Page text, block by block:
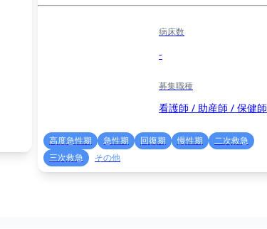
病床数
-
募集職種
看護師 / 助産師 / 保健師
高度急性期 急性期 回復期 慢性期
二次救急
三次救急
その他